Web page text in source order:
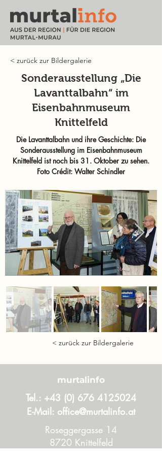
< zurück zur Bildergalerie
Sonderausstellung „Die
Lavanttalbahn“ im
Eisenbahnmuseum
Knittelfeld
Die Lavanttalbahn und ihre Geschichte: Die
Sonderausstellung im Eisenbahnmuseum
Knittelfeld ist noch bis 31. Oktober zu sehen.
Foto Crédit: Walter Schindler
< zurück zur Bildergalerie
murtalinfo
Tel.: +43 (0) 676 4125024
E-Mail: office@murtalinfo.at
Roseggergasse 14
8720 Knittelfeld